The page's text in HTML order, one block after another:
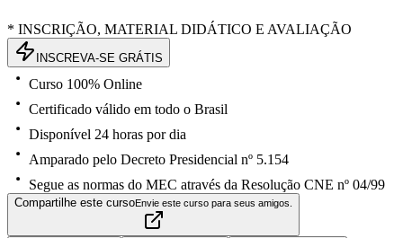
* INSCRIÇÃO, MATERIAL DIDÁTICO E AVALIAÇÃO
INSCREVA-SE GRÁTIS
Curso 100% Online
Certificado válido em todo o Brasil
Disponível 24 horas por dia
Amparado pelo Decreto Presidencial nº 5.154
Segue as normas do MEC através da Resolução CNE nº 04/99
Compartilhe este cursoEnvie este curso para seus amigos.